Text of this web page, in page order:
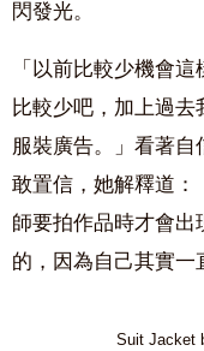
閃發光。
「以前比較少機會
比較少吧，加上過去
服裝廣告。」看著自
敢置信，她解釋道：
師要拍作品時才會
的，因為自己其實一
Suit Jacket